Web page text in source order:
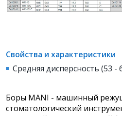
Свойства и характеристики
Средняя дисперсность (53 -
Боры MANI - машинный
стоматологический